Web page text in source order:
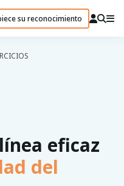
su reconocimiento
eficaz
del